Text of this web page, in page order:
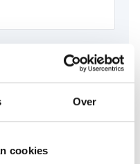
Over
cookies